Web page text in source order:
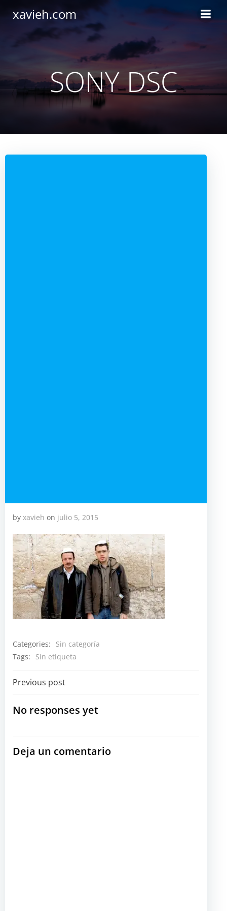
xavieh.com
SONY DSC
by xavieh on julio 5, 2015
Categories:
Sin categoría
Tags:
Sin etiqueta
Navegación
por
entradas
Previous post
No responses yet
Deja un comentario